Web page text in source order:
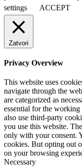
settings
ACCEPT
Zatvori
Privacy Overview
This website uses
navigate through the
are categorized as
essential for the
also use third-party
you use this website.
only with your consent.
cookies. But opting out
on your browsing
Necessary